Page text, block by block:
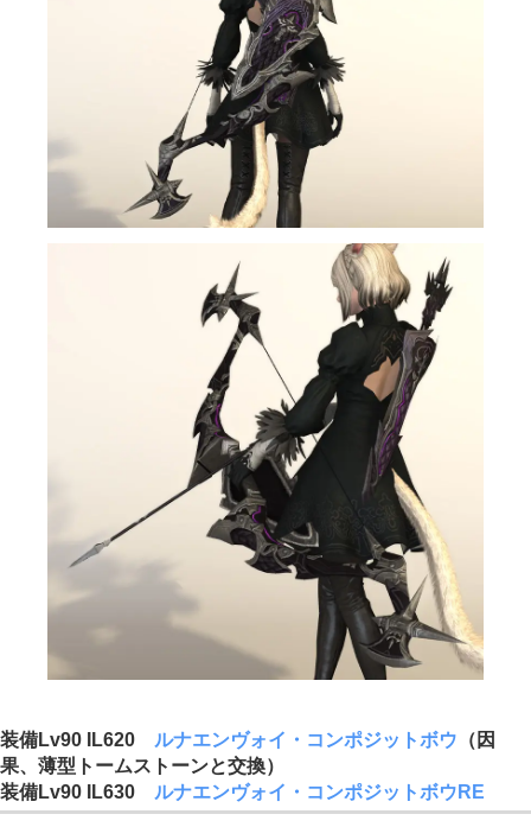
装備Lv90 IL620 ルナエンヴォイ・コンポジットボウ （因
果、薄型トームストーンと交換）
装備Lv90 IL630 ルナエンヴォイ・コンポジットボウRE